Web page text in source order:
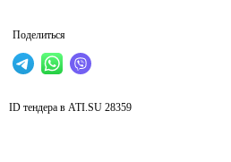
Поделиться
ID тендера в ATI.SU 28359